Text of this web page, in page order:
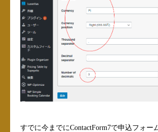
すでに今までにContactForm7で申込フォー